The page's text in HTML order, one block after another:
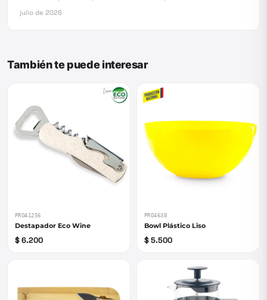
julio de 2026
También te puede interesar
PROA1256
Destapador Eco Wine
$ 6.200
PRO4638
Bowl Plástico Liso
$ 5.500